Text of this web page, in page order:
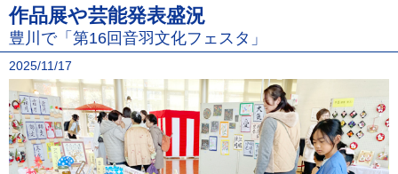
作品展や芸能発表盛況
豊川で「第16回音羽文化フェスタ」
2025/11/17